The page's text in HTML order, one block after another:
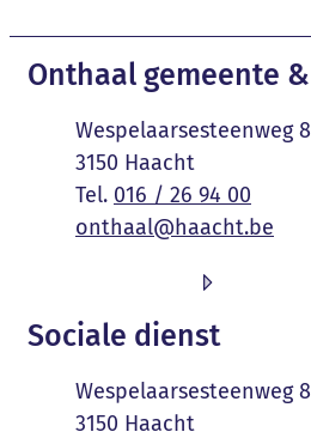
Contact &
Onthaal gemeente &
AdresWespelaarsesteenweg
,3150 Haacht
016 / 26 94 00
E-mailonthaal@haacht.be
Sociale dienst
AdresWespelaarsesteenweg
,3150 Haacht